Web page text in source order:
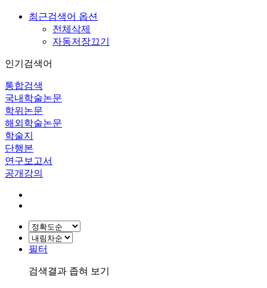
최근검색어 옵션
전체삭제
자동저장끄기
인기검색어
통합검색
국내학술논문
학위논문
해외학술논문
학술지
단행본
연구보고서
공개강의
필터
검색결과 좁혀 보기